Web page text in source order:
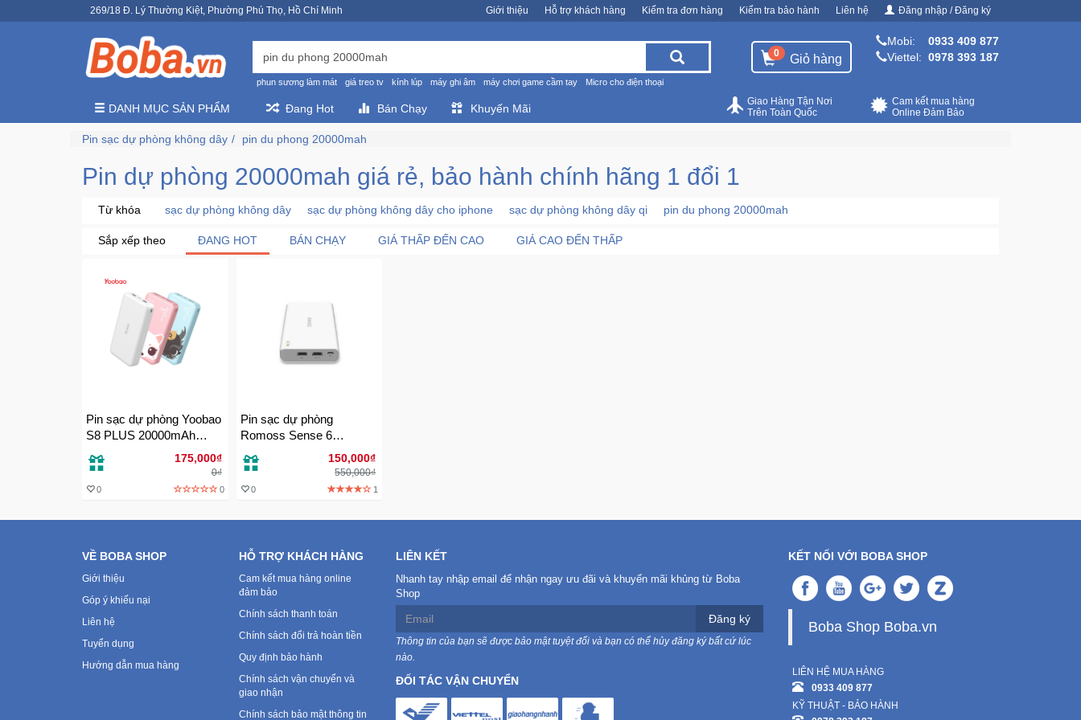
269/18 Đ. Lý Thường Kiệt, Phường Phú Thọ, Hồ Chí Minh Giới thiệu Hỗ trợ khách hàng Kiểm tra đơn hàng Kiểm tra bảo hành Liên hệ Đăng nhập / Đăng ký
phun sương làm mát giá treo tv kính lúp máy ghi âm máy chơi game cầm tay Micro cho điện thoại
0 Giỏ hàng
Mobi:
0933 409 877
Viettel: 0978 393 187
DANH MỤC SẢN PHẨM Đang Hot Bán Chạy Khuyến Mãi
Cam kết mua hàng
Online Đảm Bảo
Giao Hàng Tận Nơi
Trên Toàn Quốc
Pin sạc dự phòng không dây pin du phong 20000mah
Pin dự phòng 20000mah giá rẻ, bảo hành chính hãng 1 đổi 1
Từ khóa sạc dự phòng không dây sạc dự phòng không dây cho iphone sạc dự phòng không dây qi pin du phong 20000mah
Sắp xếp theo ĐANG HOT BÁN CHẠY GIÁ THẤP ĐẾN CAO GIÁ CAO ĐẾN THẤP
Pin sạc dự phòng Yoobao
S8 PLUS 20000mAh
175,000₫
0₫
0 0
Pin sạc dự phòng
Romoss Sense 6
150,000₫
550,000₫
0 1
VỀ BOBA SHOP
Giới thiệu
Góp ý khiếu nại
Liên hệ
Tuyển dụng
Hướng dẫn mua hàng
HỖ TRỢ KHÁCH HÀNG
Cam kết mua hàng online
đảm bảo
Chính sách thanh toán
Chính sách đổi trả hoàn tiền
Quy định bảo hành
Chính sách vận chuyển và
giao nhận
Chính sách bảo mật thông tin
LIÊN KẾT
Nhanh tay nhập email để nhận ngay ưu đãi và khuyến mãi khủng từ Boba
Shop
Đăng ký
Thông tin của bạn sẽ được bảo mật tuyệt đối và bạn có thể hủy đăng ký bất cứ lúc
nào.
ĐỐI TÁC VẬN CHUYỂN
KẾT NỐI VỚI BOBA SHOP
Boba Shop Boba.vn
LIÊN HỆ MUA HÀNG
0933 409 877
KỸ THUẬT - BẢO HÀNH